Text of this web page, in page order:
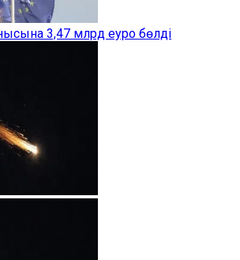
3,47 млрд еуро бөлді